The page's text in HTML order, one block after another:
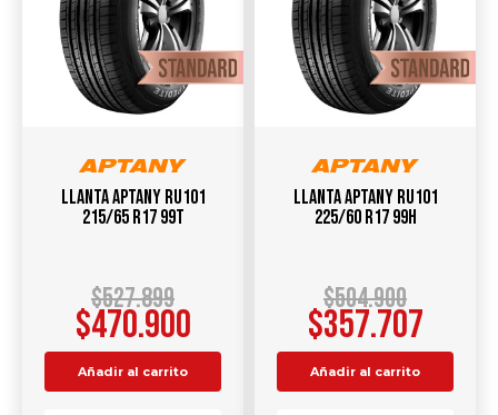
Llanta APTANY RU101
215/65 R17 99T
$527.899
$470.900
Añadir al carrito
Llanta APTANY RU101
225/60 R17 99H
$504.900
$357.707
Añadir al carrito